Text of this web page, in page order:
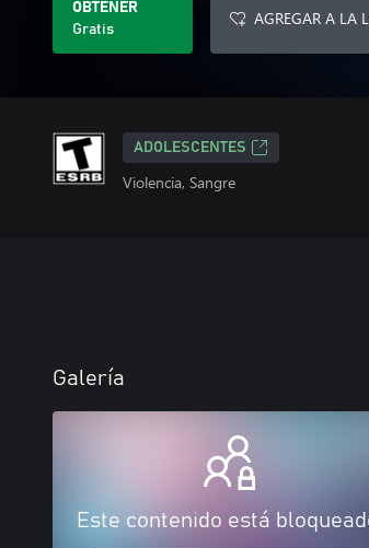
OBTENER
Gratis
AGREGAR A LA
ADOLESCENTES
Violencia, Sangre
Galería
Este contenido está